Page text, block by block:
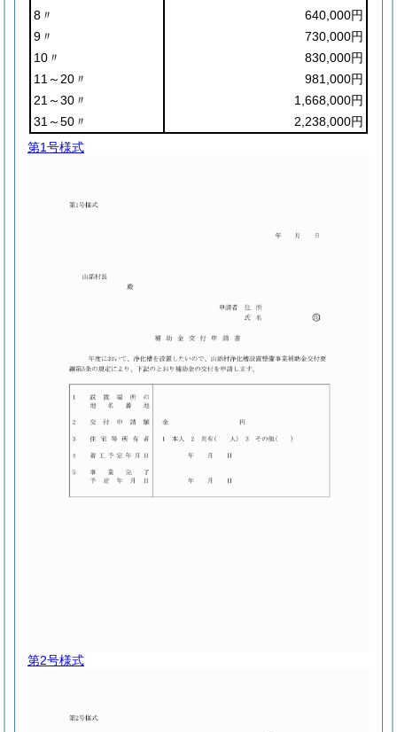
8〃
640,000円
9〃
730,000円
10〃
830,000円
11～20〃
981,000円
21～30〃
1,668,000円
31～50〃
2,238,000円
第1号様式
第2号様式